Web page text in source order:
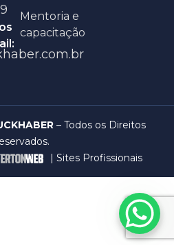
Mentoria e
capacitação
– Todos os Direitos
|Sites Profissionais